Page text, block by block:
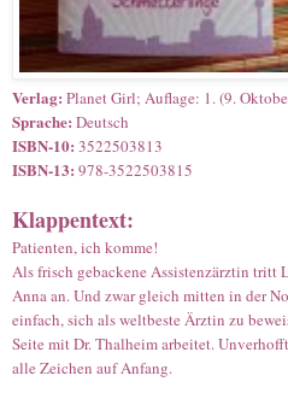
Verlag: Planet Girl; Auflage: 1. (9.
Sprache: Deutsch
ISBN-10: 3522503813
ISBN-13: 978-3522503815
Klappentext:
Patienten, ich komme!
Als frisch gebackene Assistenzärztin tritt
Anna an. Und zwar gleich mitten in der
einfach, sich als weltbeste Ärztin zu
Seite mit Dr. Thalheim arbeitet.
alle Zeichen auf Anfang.